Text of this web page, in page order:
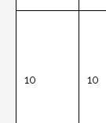
10 10